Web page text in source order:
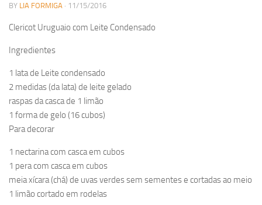
BY LIA FORMIGA · 11/15/2016
Clericot Uruguaio com Leite Condensado
Ingredientes
1 lata de Leite condensado
2 medidas (da lata) de leite gelado
raspas da casca de 1 limão
1 forma de gelo (16 cubos)
Para decorar
1 nectarina com casca em cubos
1 pera com casca em cubos
meia xícara (chá) de uvas verdes sem sementes e cortadas ao meio
1 limão cortado em rodelas